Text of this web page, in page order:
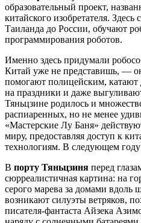
образовательный проект,
китайского изобретателя. Здесь
Таиланда до России, обучают
программирования роботов.
Именно здесь придумали
Китай уже не представишь, —
помогают полицейским, катают
на праздники и даже
Тяньцзине родилось и
распиаренных, но не менее
«Мастерские Лу Баня»
миру, предоставляя доступ к
технологиям. В следующем
В порту Тяньцзиня перед
сюрреалистичная картина: на
серого марева за домами вдоль
возникают силуэты ветряков,
писателя-фантаста Айзека